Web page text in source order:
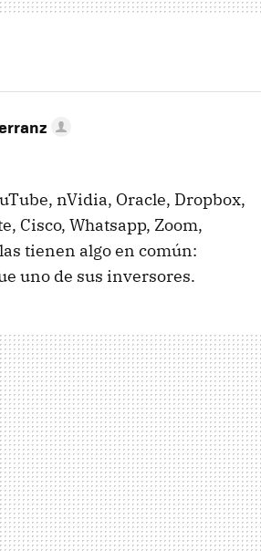
nVidia, Oracle, Dropbox,
Cisco, Whatsapp, Zoom,
tienen algo en común:
uno de sus inversores.